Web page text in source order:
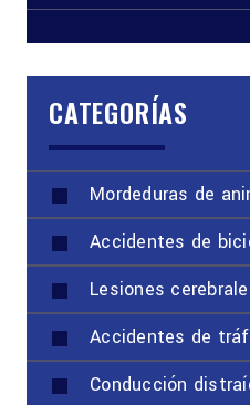
CATEGORÍAS
Mordeduras de
Accidentes de
Lesiones
Accidentes de
Conducción